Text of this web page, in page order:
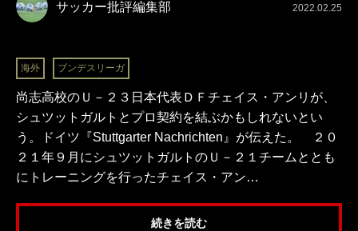
サッカー批評編集部 2022.02.25
海外 ブンデスリーガ
尚志高校のＵ－２３日本代表ＤＦチェイス・アンリが、
シュツットガルトとプロ契約を結ぶかもしれないとい
う。ドイツ『Stuttgarter Nachrichten』が伝えた。 ２０
２１年９月にシュツットガルトのＵ－２１チームととも
にトレーニングを行ったチェイス・アン…
続きを読む